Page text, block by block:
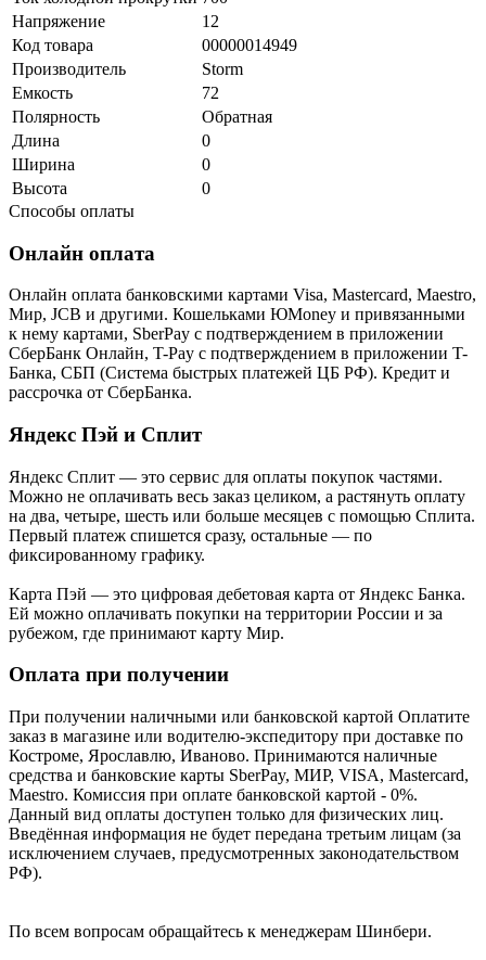
Напряжение
12
Код товара
00000014949
Производитель
Storm
Емкость
72
Полярность
Обратная
Длина
0
Ширина
0
Высота
0
Способы оплаты
Онлайн оплата
Онлайн оплата банковскими картами Visa, Mastercard, Maestro,
Мир, JCB и другими. Кошельками ЮMoney и привязанными
к нему картами, SberPay с подтверждением в приложении
СберБанк Онлайн, T-Pay с подтверждением в приложении T-
Банка, СБП (Система быстрых платежей ЦБ РФ). Кредит и
рассрочка от СберБанка.
Яндекс Пэй и Сплит
Яндекс Cплит — это сервис для оплаты покупок частями.
Можно не оплачивать весь заказ целиком, а растянуть оплату
на два, четыре, шесть или больше месяцев с помощью Сплита.
Первый платеж спишется сразу, остальные — по
фиксированному графику.
Карта Пэй — это цифровая дебетовая карта от Яндекс Банка.
Ей можно оплачивать покупки на территории России и за
рубежом, где принимают карту Мир.
Оплата при получении
При получении наличными или банковской картой Оплатите
заказ в магазине или водителю-экспедитору при доставке по
Костроме, Ярославлю, Иваново. Принимаются наличные
средства и банковские карты SberPay, МИР, VISA, Mastercard,
Maestro. Комиссия при оплате банковской картой - 0%.
Данный вид оплаты доступен только для физических лиц.
Введённая информация не будет передана третьим лицам (за
исключением случаев, предусмотренных законодательством
РФ).
По всем вопросам обращайтесь к менеджерам Шинбери.